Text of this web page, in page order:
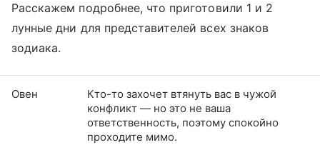
Расскажем подробнее, что приготовили 1 и 2
лунные дни для представителей всех знаков
зодиака.
Овен
Кто-то захочет втянуть вас в чужой
конфликт — но это не ваша
ответственность, поэтому спокойно
проходите мимо.